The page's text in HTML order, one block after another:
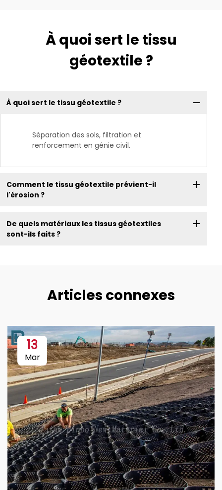
À quoi sert le tissu
géotextile ?
À quoi sert le tissu géotextile ?
Séparation des sols, filtration et
renforcement en génie civil.
Comment le tissu géotextile prévient-il
l'érosion ?
De quels matériaux les tissus géotextiles
sont-ils faits ?
Articles connexes
13
Mar